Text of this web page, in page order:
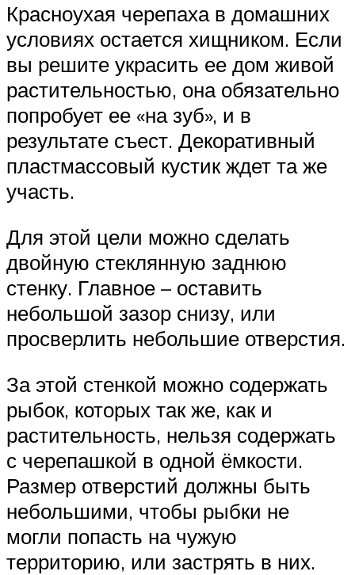
Красноухая черепаха в домашних
условиях остается хищником. Если
вы решите украсить ее дом живой
растительностью, она обязательно
попробует ее «на зуб», и в
результате съест. Декоративный
пластмассовый кустик ждет та же
участь.
Для этой цели можно сделать
двойную стеклянную заднюю
стенку. Главное – оставить
небольшой зазор снизу, или
просверлить небольшие отверстия.
За этой стенкой можно содержать
рыбок, которых так же, как и
растительность, нельзя содержать
с черепашкой в одной ёмкости.
Размер отверстий должны быть
небольшими, чтобы рыбки не
могли попасть на чужую
территорию, или застрять в них.